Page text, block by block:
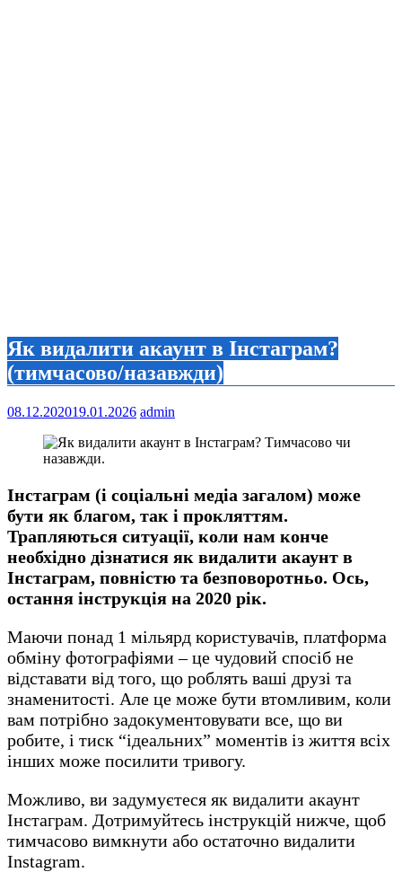
Як видалити акаунт в Інстаграм?
(тимчасово/назавжди)
08.12.202019.01.2026 admin
Інстаграм (і соціальні медіа загалом) може
бути як благом, так і прокляттям.
Трапляються ситуації, коли нам конче
необхідно дізнатися як видалити акаунт в
Інстаграм, повністю та безповоротньо. Ось,
остання інструкція на 2020 рік.
Маючи понад 1 мільярд користувачів, платформа
обміну фотографіями – це чудовий спосіб не
відставати від того, що роблять ваші друзі та
знаменитості. Але це може бути втомливим, коли
вам потрібно задокументовувати все, що ви
робите, і тиск “ідеальних” моментів із життя всіх
інших може посилити тривогу.
Можливо, ви задумуєтеся як видалити акаунт
Інстаграм. Дотримуйтесь інструкцій нижче, щоб
тимчасово вимкнути або остаточно видалити
Instagram.